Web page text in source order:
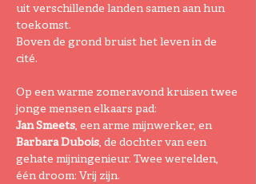
uit verschillende landen samen aan hun
toekomst.
Boven de grond bruist het leven in de
cité.
Op een warme zomeravond kruisen twee
jonge mensen elkaars pad:
Jan Smeets, een arme mijnwerker, en
Barbara Dubois, de dochter van een
gehate mijningenieur. Twee werelden,
één droom: Vrij zijn.